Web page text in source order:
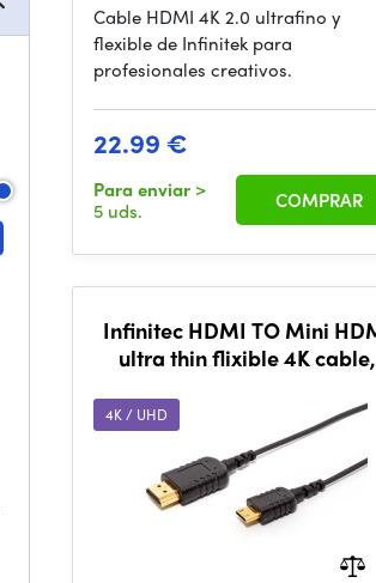
Cable HDMI 4K 2.0 ultrafino y
flexible de Infinitek para
profesionales creativos.
22.99 €
Para enviar >
5 uds.
COMPRAR
Infinitec HDMI TO Mini
ultra thin flixible 4K cable,
4K / UHD